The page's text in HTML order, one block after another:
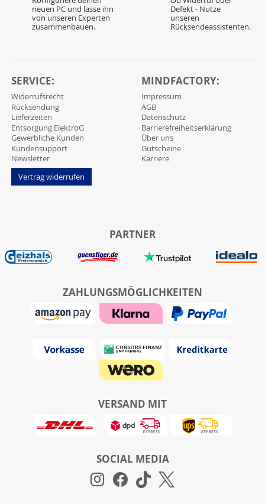
neuen PC und lasse ihn
von unseren Experten
zusammenbauen.
Defekt - Nutze
unseren
Rücksendeassistenten.
SERVICE:
Widerrufsrecht
Rücksendung
Lieferzeiten
Entsorgung ElektroG
Gewerbliche Kunden
Kundensupport
Newsletter
Vertrag widerrufen
MINDFACTORY:
Impressum
AGB
Datenschutz
Barrierefreiheitserklärung
Über uns
Gutscheine
Karriere
PARTNER
ZAHLUNGSMÖGLICHKEITEN
VERSAND MIT
SOCIAL MEDIA